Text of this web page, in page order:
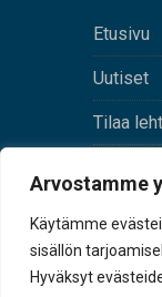
Arvostamme
Käytämme
sisällön
Hyväksyt
Etusivu
Uutiset
Tilaa